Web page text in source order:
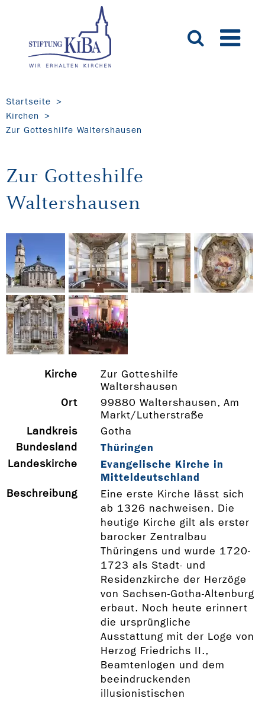
Startseite
Kirchen
Zur Gotteshilfe Waltershausen
Zur Gotteshilfe
Waltershausen
Kirche
Zur Gotteshilfe
Waltershausen
Ort
99880 Waltershausen, Am
Markt/Lutherstraße
Landkreis
Gotha
Bundesland
Thüringen
Landeskirche
Evangelische Kirche in
Mitteldeutschland
Beschreibung
Eine erste Kirche lässt sich
ab 1326 nachweisen. Die
heutige Kirche gilt als erster
barocker Zentralbau
Thüringens und wurde 1720-
1723 als Stadt- und
Residenzkirche der Herzöge
von Sachsen-Gotha-Altenburg
erbaut. Noch heute erinnert
die ursprüngliche
Ausstattung mit der Loge von
Herzog Friedrichs II.,
Beamtenlogen und dem
beeindruckenden
illusionistischen